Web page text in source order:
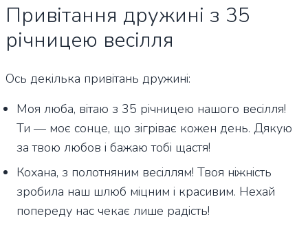
Привітання дружині з 35
річницею весілля
Ось декілька привітань дружині:
Моя люба, вітаю з 35 річницею нашого весілля!
Ти — моє сонце, що зігріває кожен день. Дякую
за твою любов і бажаю тобі щастя!
Кохана, з полотняним весіллям! Твоя ніжність
зробила наш шлюб міцним і красивим. Нехай
попереду нас чекає лише радість!